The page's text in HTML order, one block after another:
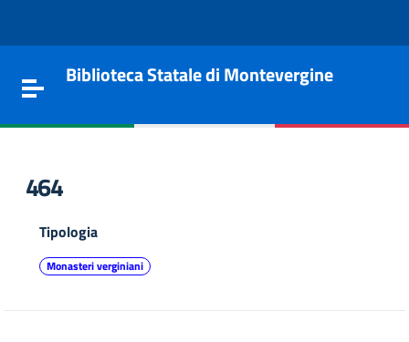
Toggle navigation
Biblioteca Statale di Montevergine
464
Tipologia
Monasteri verginiani